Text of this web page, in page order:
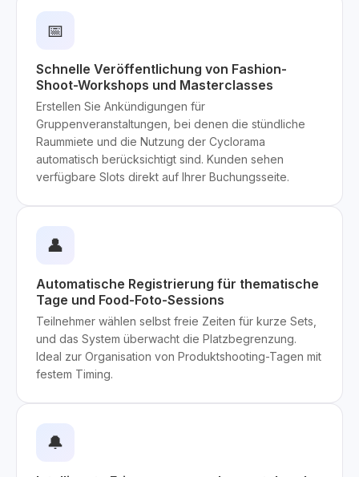
📅
Schnelle Veröffentlichung von Fashion-
Shoot-Workshops und Masterclasses
Erstellen Sie Ankündigungen für
Gruppenveranstaltungen, bei denen die stündliche
Raummiete und die Nutzung der Cyclorama
automatisch berücksichtigt sind. Kunden sehen
verfügbare Slots direkt auf Ihrer Buchungsseite.
👤
Automatische Registrierung für thematische
Tage und Food-Foto-Sessions
Teilnehmer wählen selbst freie Zeiten für kurze Sets,
und das System überwacht die Platzbegrenzung.
Ideal zur Organisation von Produktshooting-Tagen mit
festem Timing.
🔔